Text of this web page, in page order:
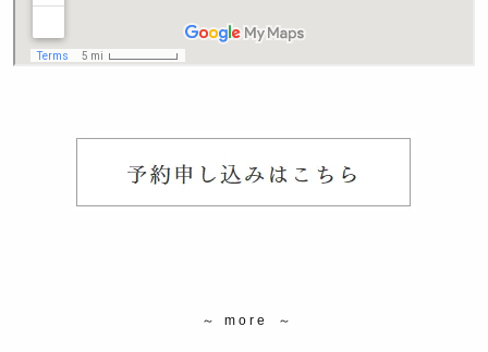
～ m o r e ～